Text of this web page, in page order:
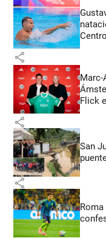
share
Marc-
Flick
share
San
share